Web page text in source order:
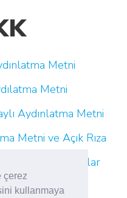
çerez
kullanmaya
Metni
Metni
Aydınlatma Metni
Metni ve Açık Rıza
Metni (Platformlar